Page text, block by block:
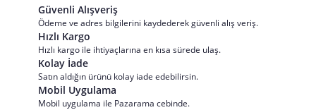
Güvenli Alışveriş
Ödeme ve adres bilgilerini kaydederek güvenli alış veriş.
Hızlı Kargo
Hızlı kargo ile ihtiyaçlarına en kısa sürede ulaş.
Kolay İade
Satın aldığın ürünü kolay iade edebilirsin.
Mobil Uygulama
Mobil uygulama ile Pazarama cebinde.